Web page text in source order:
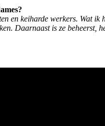
en keiharde werkers. Wat
Daarnaast is ze beheerst,